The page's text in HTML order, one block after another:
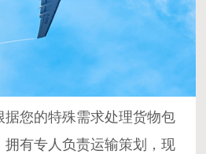
据您的特殊需求处理货物包
拥有专人负责运输策划，现